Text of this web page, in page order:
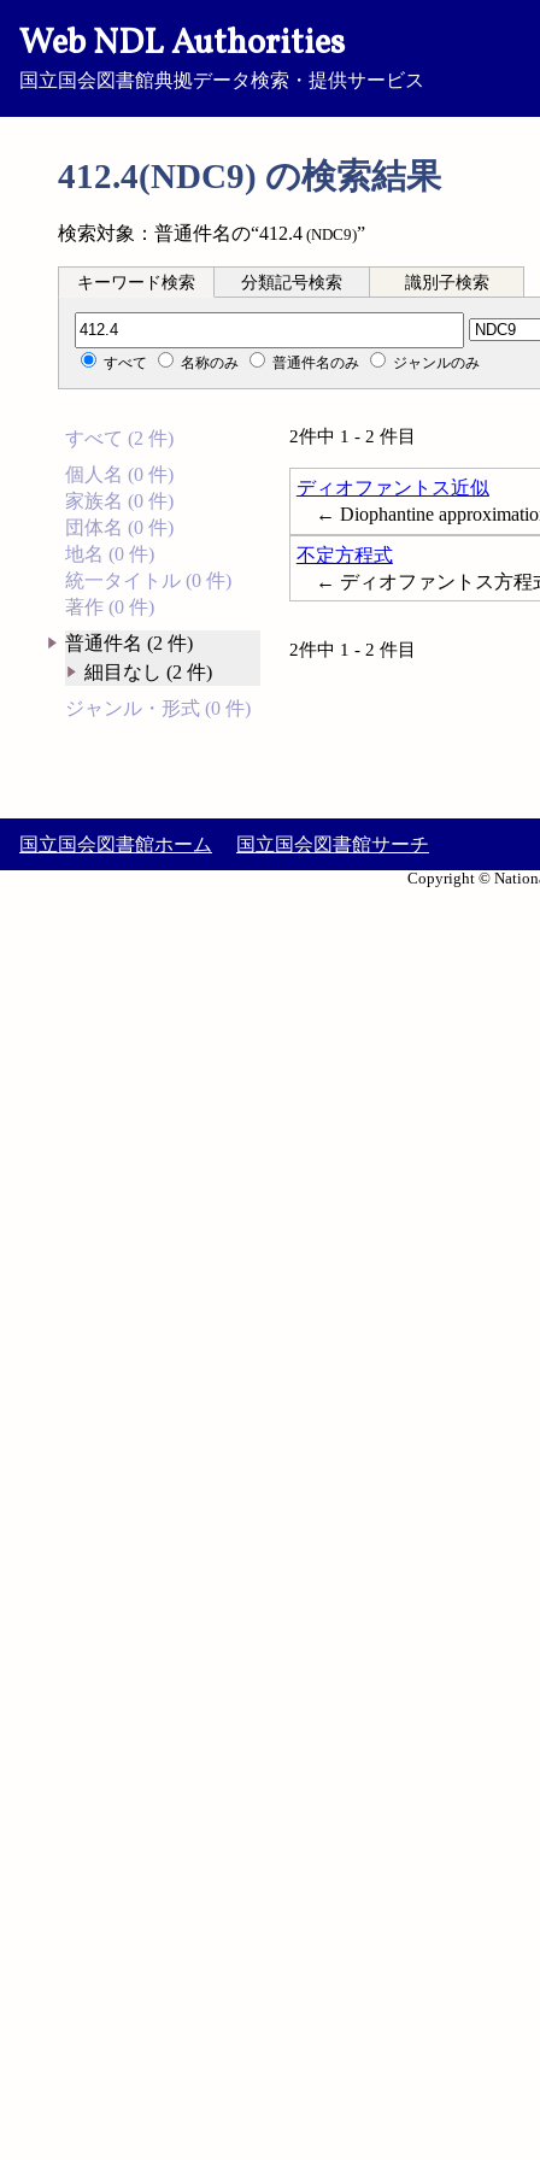
Web NDL Authorities
国立国会図書館典拠データ検索・提供サービス
412.4(NDC9) の検索結果
検索対象：普通件名の“412.4 (NDC9)”
キーワード検索 分類記号検索 識別子検索
分類記号検索
すべて 名称のみ 普通件名のみ ジャンルのみ
すべて (2 件)
個人名 (0 件)
家族名 (0 件)
団体名 (0 件)
地名 (0 件)
統一タイトル (0 件)
著作 (0 件)
普通件名 (2 件)
細目なし (2 件)
ジャンル・形式 (0 件)
2件中 1 - 2 件目
ディオファントス近似
← Diophantine
不定方程式
← ディオファントス方程
2件中 1 - 2 件目
国立国会図書館ホーム 国立国会図書館サーチ
Copyright ©